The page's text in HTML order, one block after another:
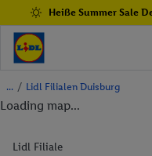
Heiße Summer Sale
/ Lidl Filialen Duisburg
Loading map...
Lidl Filiale